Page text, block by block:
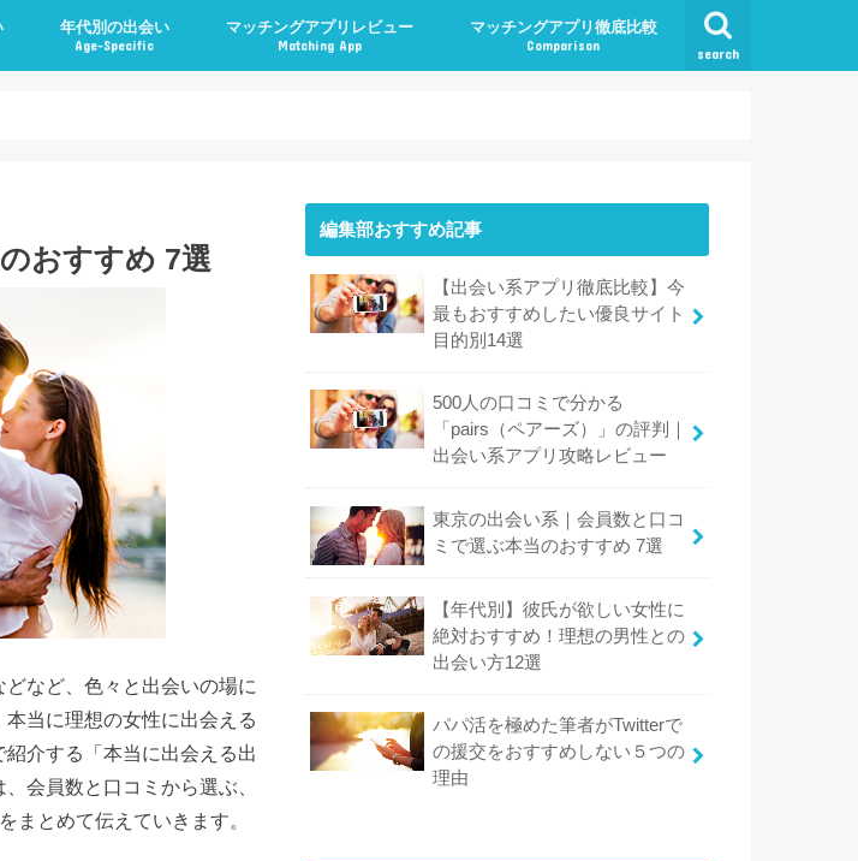
search
年代別の出会い
Age-Specific
マッチングアプリレビュー
Matching App
マッチングアプリ徹底比較
Comparison
おすすめ 7選
など、色々と出会いの場に
当に理想の女性に出会える
介する「本当に出会える出
会員数と口コミから選ぶ、
まとめて伝えていきます。
編集部おすすめ記事
【出会い系アプリ徹底比較】今
最もおすすめしたい優良サイト
目的別14選
500人の口コミで分かる
「pairs（ペアーズ）」の評判｜
出会い系アプリ攻略レビュー
東京の出会い系｜会員数と口コ
ミで選ぶ本当のおすすめ 7選
【年代別】彼氏が欲しい女性に
絶対おすすめ！理想の男性との
出会い方12選
パパ活を極めた筆者がTwitterで
の援交をおすすめしない５つの
理由